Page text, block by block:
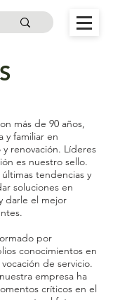
más de 90 años,
y familiar en
renovación. Líderes
es nuestro sello.
tendencias y
soluciones en
darle el mejor
por
conocimientos en
de servicio.
empresa ha
críticos en el